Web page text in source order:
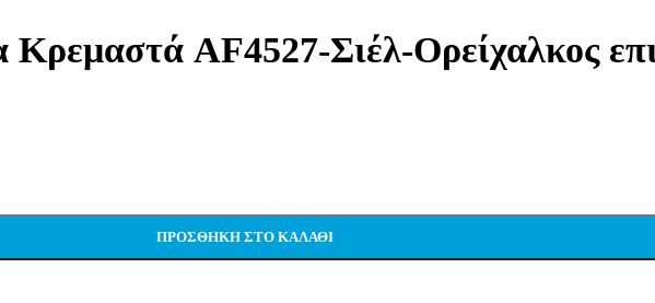
AF4527-Σιέλ-Ορείχαλκος
ΠΡΟΣΘΉΚΗ ΣΤΟ ΚΑΛΆΘΙ